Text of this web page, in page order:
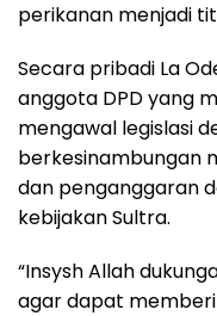
perikanan menjadi
Secara pribadi La
anggota DPD yang
mengawal legislasi
berkesinambungan
dan penganggaran
kebijakan Sultra.
“Insysh Allah
agar dapat